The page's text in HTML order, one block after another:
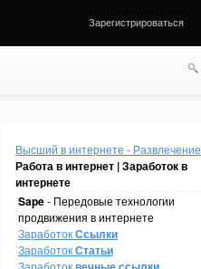
Зарегистрироваться
Высший в интернете - Развлечение
Работа в интернет | Заработок в
интернете
Sape- Передовые технологии
продвижения в интернете
ЗаработокСсылки
ЗаработокСтатьи
Заработок